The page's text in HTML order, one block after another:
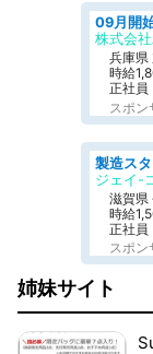
株式会
兵庫県
時給
正社員
スポン
ジェイ-
滋賀県
時給
正社員
スポン
姉妹サイト